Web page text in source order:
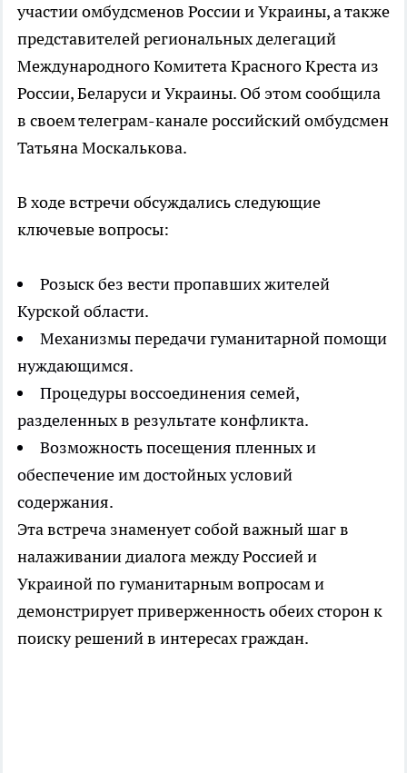
участии омбудсменов России и Украины, а также
представителей региональных делегаций
Международного Комитета Красного Креста из
России, Беларуси и Украины. Об этом сообщила
в своем телеграм-канале российский омбудсмен
Татьяна Москалькова.
В ходе встречи обсуждались следующие
ключевые вопросы:
Розыск без вести пропавших жителей
Курской области.
Механизмы передачи гуманитарной помощи
нуждающимся.
Процедуры воссоединения семей,
разделенных в результате конфликта.
Возможность посещения пленных и
обеспечение им достойных условий
содержания.
Эта встреча знаменует собой важный шаг в
налаживании диалога между Россией и
Украиной по гуманитарным вопросам и
демонстрирует приверженность обеих сторон к
поиску решений в интересах граждан.